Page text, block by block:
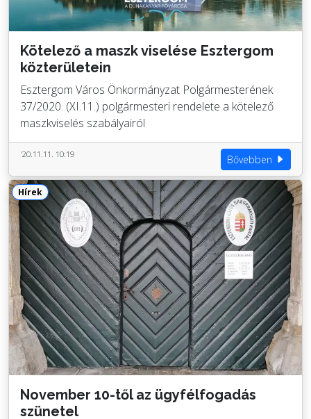
Kötelező a maszk viselése Esztergom
közterületein
Esztergom Város Önkormányzat Polgármesterének
37/2020. (XI.11.) polgármesteri rendelete a kötelező
maszkviselés szabályairól
'20.11.11. 10:19 Bővebben
Hírek
November 10-től az ügyfélfogadás
szünetel